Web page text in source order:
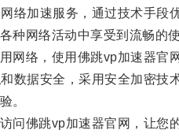
加速服务，通过技术手段
网络活动中享受到流畅的使
络，使用佛跳vp加速器官
据安全，采用安全加密技
。
佛跳vp加速器官网，让您